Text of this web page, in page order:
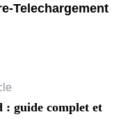
Telechargement
: guide complet et